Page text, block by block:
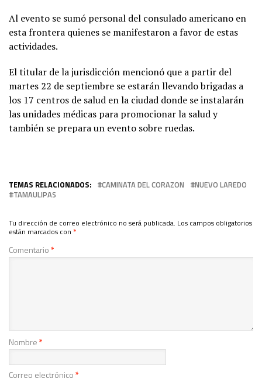
Al evento se sumó personal del consulado americano en
esta frontera quienes se manifestaron a favor de estas
actividades.
El titular de la jurisdicción mencionó que a partir del
martes 22 de septiembre se estarán llevando brigadas a
los 17 centros de salud en la ciudad donde se instalarán
las unidades médicas para promocionar la salud y
también se prepara un evento sobre ruedas.
TEMAS RELACIONADOS: CAMINATA DEL CORAZON
NUEVO LAREDO
TAMAULIPAS
Tu dirección de correo electrónico no será publicada. Los campos obligatorios
están marcados con *
Comentario*
Nombre*
Correo electrónico*